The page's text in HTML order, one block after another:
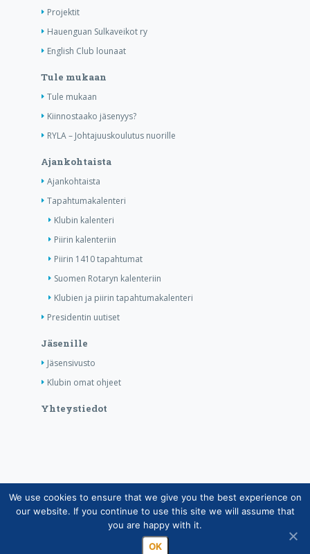
Projektit
Hauenguan Sulkaveikot ry
English Club lounaat
Tule mukaan
Tule mukaan
Kiinnostaako jäsenyys?
RYLA – Johtajuuskoulutus nuorille
Ajankohtaista
Ajankohtaista
Tapahtumakalenteri
Klubin kalenteri
Piirin kalenteriin
Piirin 1410 tapahtumat
Suomen Rotaryn kalenteriin
Klubien ja piirin tapahtumakalenteri
Presidentin uutiset
Jäsenille
Jäsensivusto
Klubin omat ohjeet
Yhteystiedot
Copyright © Suomen Rotarypalvelu ry 2026 |
Jäsentietojärjestelmän tietosuojaseloste|Henkilötietojen
käsittely Rotarytoiminnassa
We use cookies to ensure that we give you the best experience on
our website. If you continue to use this site we will assume that
you are happy with it.
OK